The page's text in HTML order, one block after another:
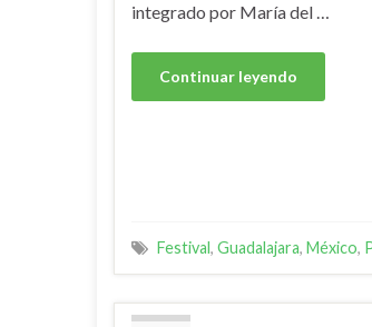
integrado por María del …
Continuar leyendo
Festival, Guadalajara, México,